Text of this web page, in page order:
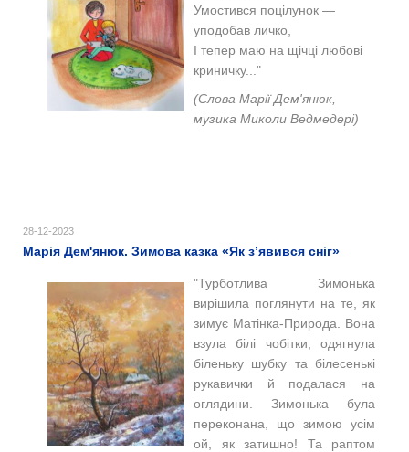
Умостився поцілунок —
уподобав личко,
І тепер маю на щічці любові
криничку..."
(Слова Марії Дем'янюк,
музика Миколи Ведмедері)
28-12-2023
Марія Дем'янюк. Зимова казка «Як з’явився сніг»
"Турботлива Зимонька
вирішила поглянути на те, як
зимує Матінка-Природа. Вона
взула білі чобітки, одягнула
біленьку шубку та білесенькі
рукавички й подалася на
оглядини. Зимонька була
переконана, що зимою усім
ой, як затишно! Та раптом